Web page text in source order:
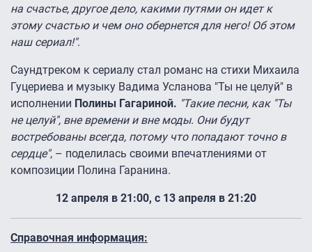
на счастье, другое дело, какими путями он идет к
этому счастью и чем оно обернется для него! Об этом
наш сериал!".
Саундтреком к сериалу стал романс на стихи Михаила
Гуцериева и музыку Вадима Усланова "Ты не целуй" в
исполнении Полины Гагариной. "Такие песни, как "Ты
не целуй", вне времени и вне моды. Они будут
востребованы всегда, потому что попадают точно в
сердце", – поделилась своими впечатлениями от
композиции Полина Гаранина.
12 апреля в 21:00, с 13 апреля в 21:20
Справочная информация: